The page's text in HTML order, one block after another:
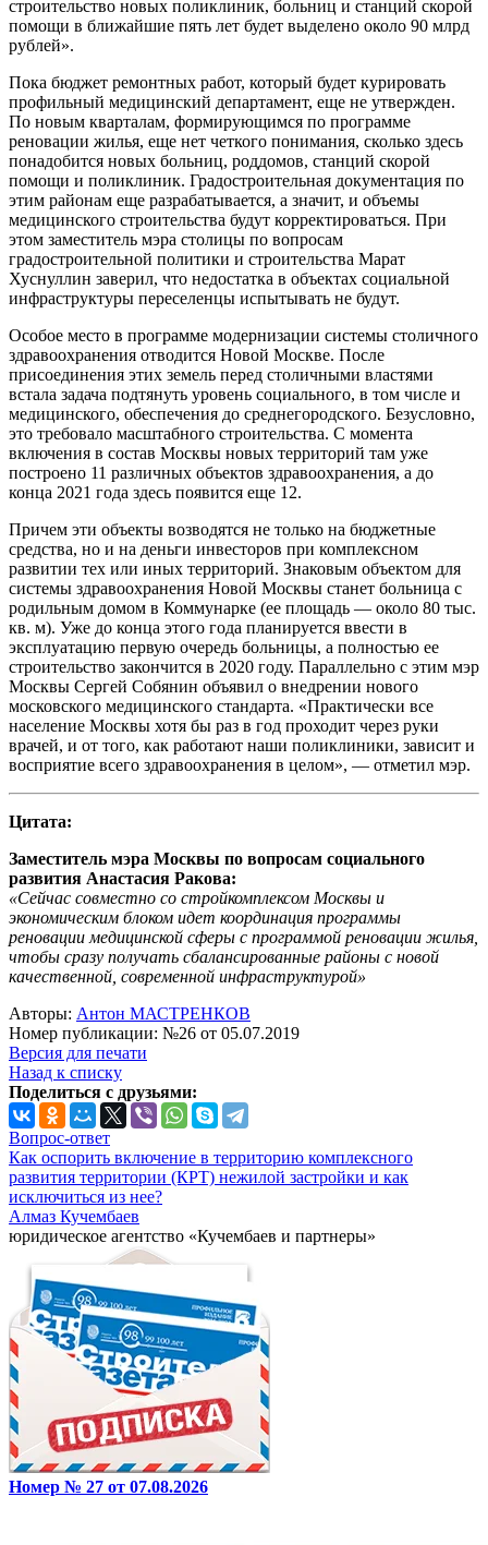
строительство новых поликлиник, больниц и станций скорой
помощи в ближайшие пять лет будет выделено около 90 млрд
рублей».
Пока бюджет ремонтных работ, который будет курировать
профильный медицинский департамент, еще не утвержден.
По новым кварталам, формирующимся по программе
реновации жилья, еще нет четкого понимания, сколько здесь
понадобится новых больниц, роддомов, станций скорой
помощи и поликлиник. Градостроительная документация по
этим районам еще разрабатывается, а значит, и объемы
медицинского строительства будут корректироваться. При
этом заместитель мэра столицы по вопросам
градостроительной политики и строительства Марат
Хуснуллин заверил, что недостатка в объектах социальной
инфраструктуры переселенцы испытывать не будут.
Особое место в программе модернизации системы столичного
здравоохранения отводится Новой Москве. После
присоединения этих земель перед столичными властями
встала задача подтянуть уровень социального, в том числе и
медицинского, обеспечения до среднегородского. Безусловно,
это требовало масштабного строительства. С момента
включения в состав Москвы новых территорий там уже
построено 11 различных объектов здравоохранения, а до
конца 2021 года здесь появится еще 12.
Причем эти объекты возводятся не только на бюджетные
средства, но и на деньги инвесторов при комплексном
развитии тех или иных территорий. Знаковым объектом для
системы здравоохранения Новой Москвы станет больница с
родильным домом в Коммунарке (ее площадь — около 80 тыс.
кв. м). Уже до конца этого года планируется ввести в
эксплуатацию первую очередь больницы, а полностью ее
строительство закончится в 2020 году. Параллельно с этим мэр
Москвы Сергей Собянин объявил о внедрении нового
московского медицинского стандарта. «Практически все
население Москвы хотя бы раз в год проходит через руки
врачей, и от того, как работают наши поликлиники, зависит и
восприятие всего здравоохранения в целом», — отметил мэр.
Цитата:
Заместитель мэра Москвы по вопросам социального
развития Анастасия Ракова:
«Сейчас совместно со стройкомплексом Москвы и
экономическим блоком идет координация программы
реновации медицинской сферы с программой реновации жилья,
чтобы сразу получать сбалансированные районы с новой
качественной, современной инфраструктурой»
Авторы: Антон МАСТРЕНКОВ
Номер публикации: №26 от 05.07.2019
Версия для печати
Назад к списку
Поделиться с друзьями:
Вопрос-ответ
Как оспорить включение в территорию комплексного
развития территории (КРТ) нежилой застройки и как
исключиться из нее?
Алмаз Кучембаев
юридическое агентство «Кучембаев и партнеры»
Номер № 27 от 07.08.2026